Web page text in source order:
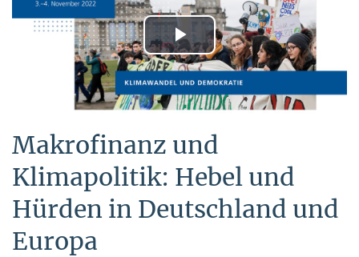
Play
Video
Makrofinanz und
Klimapolitik: Hebel und
Hürden in Deutschland und
Europa